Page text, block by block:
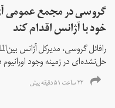
گروسی در مجمع عمومی
خود با آژانس اقدام کند
رافائل گروسی، مدیرکل آژانس
حل‌نشده‌ای در زمینه وجود
۲۲ ساعت ۵۱ دقیقه پیش